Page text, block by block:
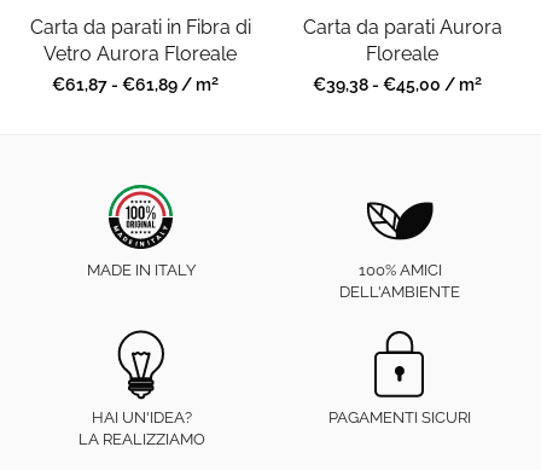
Carta da parati in Fibra di
Vetro Aurora Floreale
Prezzo
€61,87 - €61,89 / m2
Carta da parati Aurora
Floreale
Prezzo
€39,38 - €45,00 / m2
MADE IN ITALY
100% AMICI
DELL'AMBIENTE
HAI UN'IDEA?
LA REALIZZIAMO
PAGAMENTI SICURI